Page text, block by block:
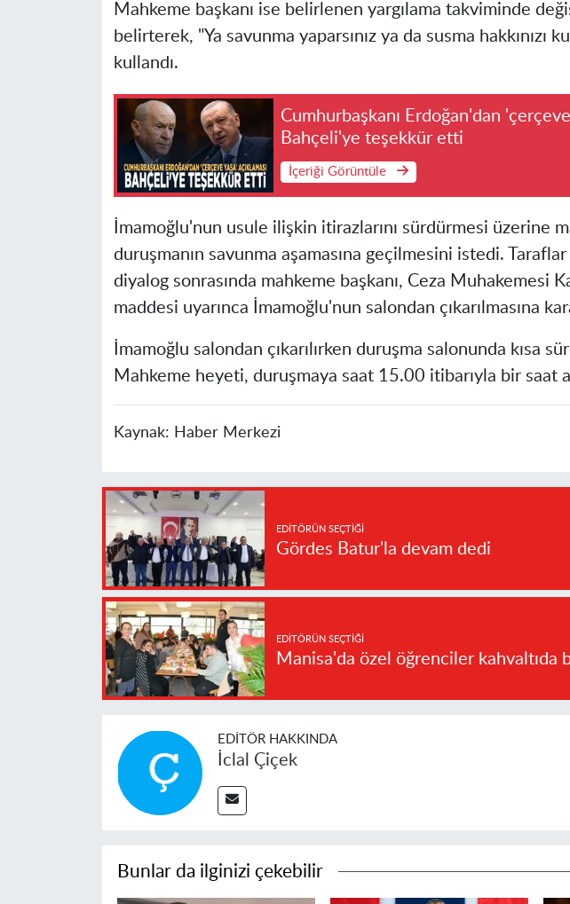
Mahkeme başkanı ise belirlenen yargılama takviminde
belirterek, "Ya savunma yaparsınız ya da susma hakkınızı
kullandı.
Cumhurbaşkanı Erdoğan'dan 'çerçeve
Bahçeli'ye teşekkür etti
İçeriği Görüntüle
İmamoğlu'nun usule ilişkin itirazlarını sürdürmesi üzerine
duruşmanın savunma aşamasına geçilmesini istedi. Taraflar
diyalog sonrasında mahkeme başkanı, Ceza Muhakemesi
maddesi uyarınca İmamoğlu'nun salondan çıkarılmasına
İmamoğlu salondan çıkarılırken duruşma salonunda kısa
Mahkeme heyeti, duruşmaya saat 15.00 itibarıyla bir saat
Kaynak: Haber Merkezi
EDITÖRÜN SEÇTIĞI
Gördes Batur'la devam dedi
EDITÖRÜN SEÇTIĞI
Manisa'da özel öğrenciler kahvaltıda
EDITÖR HAKKINDA
İclal Çiçek
Bunlar da ilginizi çekebilir